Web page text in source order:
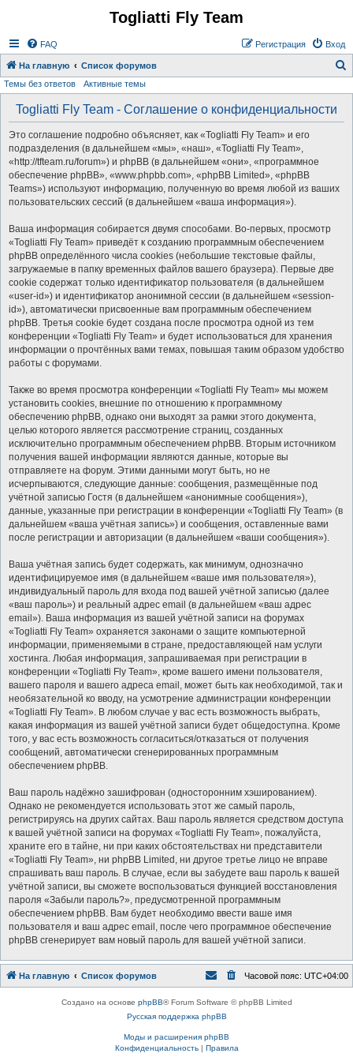
Togliatti Fly Team
FAQ Вход
Регистрация
На главную Список форумов
Темы без ответов Активные темы
Togliatti Fly Team - Соглашение о конфиденциальности
Это соглашение подробно объясняет, как «Togliatti Fly Team» и его
подразделения (в дальнейшем «мы», «наш», «Togliatti Fly Team»,
«http://tfteam.ru/forum») и phpBB (в дальнейшем «они», «программное
обеспечение phpBB», «www.phpbb.com», «phpBB Limited», «phpBB
Teams») используют информацию, полученную во время любой из ваших
пользовательских сессий (в дальнейшем «ваша информация»).
Ваша информация собирается двумя способами. Во-первых, просмотр
«Togliatti Fly Team» приведёт к созданию программным обеспечением
phpBB определённого числа cookies (небольшие текстовые файлы,
загружаемые в папку временных файлов вашего браузера). Первые две
cookie содержат только идентификатор пользователя (в дальнейшем
«user-id») и идентификатор анонимной сессии (в дальнейшем «session-
id»), автоматически присвоенные вам программным обеспечением
phpBB. Третья cookie будет создана после просмотра одной из тем
конференции «Togliatti Fly Team» и будет использоваться для хранения
информации о прочтённых вами темах, повышая таким образом удобство
работы с форумами.
Также во время просмотра конференции «Togliatti Fly Team» мы можем
установить cookies, внешние по отношению к программному
обеспечению phpBB, однако они выходят за рамки этого документа,
целью которого является рассмотрение страниц, созданных
исключительно программным обеспечением phpBB. Вторым источником
получения вашей информации являются данные, которые вы
отправляете на форум. Этими данными могут быть, но не
исчерпываются, следующие данные: сообщения, размещённые под
учётной записью Гостя (в дальнейшем «анонимные сообщения»),
данные, указанные при регистрации в конференции «Togliatti Fly Team» (в
дальнейшем «ваша учётная запись») и сообщения, оставленные вами
после регистрации и авторизации (в дальнейшем «ваши сообщения»).
Ваша учётная запись будет содержать, как минимум, однозначно
идентифицируемое имя (в дальнейшем «ваше имя пользователя»),
индивидуальный пароль для входа под вашей учётной записью (далее
«ваш пароль») и реальный адрес email (в дальнейшем «ваш адрес
email»). Ваша информация из вашей учётной записи на форумах
«Togliatti Fly Team» охраняется законами о защите компьютерной
информации, применяемыми в стране, предоставляющей нам услуги
хостинга. Любая информация, запрашиваемая при регистрации в
конференции «Togliatti Fly Team», кроме вашего имени пользователя,
вашего пароля и вашего адреса email, может быть как необходимой, так и
необязательной ко вводу, на усмотрение администрации конференции
«Togliatti Fly Team». В любом случае у вас есть возможность выбрать,
какая информация из вашей учётной записи будет общедоступна. Кроме
того, у вас есть возможность согласиться/отказаться от получения
сообщений, автоматически сгенерированных программным
обеспечением phpBB.
Ваш пароль надёжно зашифрован (односторонним хэшированием).
Однако не рекомендуется использовать этот же самый пароль,
регистрируясь на других сайтах. Ваш пароль является средством доступа
к вашей учётной записи на форумах «Togliatti Fly Team», пожалуйста,
храните его в тайне, ни при каких обстоятельствах ни представители
«Togliatti Fly Team», ни phpBB Limited, ни другое третье лицо не вправе
спрашивать ваш пароль. В случае, если вы забудете ваш пароль к вашей
учётной записи, вы сможете воспользоваться функцией восстановления
пароля «Забыли пароль?», предусмотренной программным
обеспечением phpBB. Вам будет необходимо ввести ваше имя
пользователя и ваш адрес email, после чего программное обеспечение
phpBB сгенерирует вам новый пароль для вашей учётной записи.
На главную Список форумов Часовой пояс: UTC+04:00
Создано на основе phpBB® Forum Software © phpBB Limited
Русская поддержка phpBB
Моды и расширения phpBB
Конфиденциальность| Правила